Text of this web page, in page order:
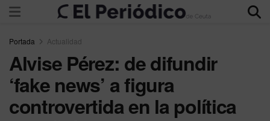
Portada Actualidad
Alvise Pérez: de difundir
‘fake news’ a figura
controvertida en la política